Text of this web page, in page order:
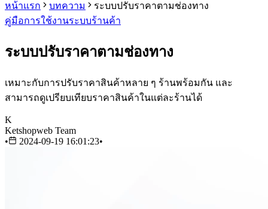
หน้าแรก บทความ
ระบบปรับราคาตามช่องทาง
คู่มือการใช้งานระบบร้านค้า
ระบบปรับราคาตามช่องทาง
เหมาะกับการปรับราคาสินค้าหลาย ๆ ร้านพร้อมกัน และ
สามารถดูเปรียบเทียบราคาสินค้าในแต่ละร้านได้
K
Ketshopweb Team
•
2024-09-19 16:01:23•